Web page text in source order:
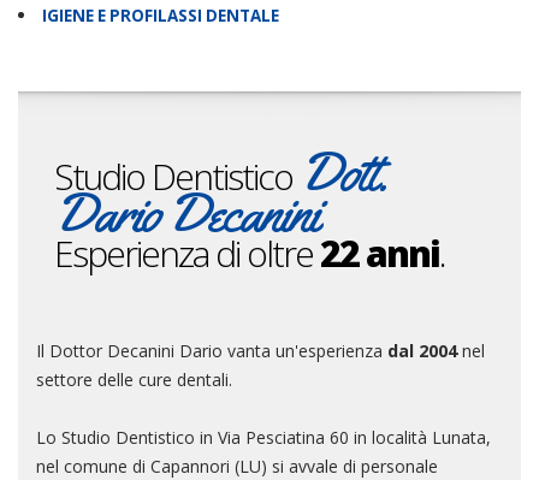
IGIENE E PROFILASSI DENTALE
Studio Dentistico Dott.
Dario Decanini
Esperienza di oltre22 anni.
Il Dottor Decanini Dario vanta un'esperienza dal 2004nel
settore delle cure dentali.
Lo Studio Dentistico in Via Pesciatina 60 in località Lunata,
nel comune di Capannori (LU) si avvale di personale